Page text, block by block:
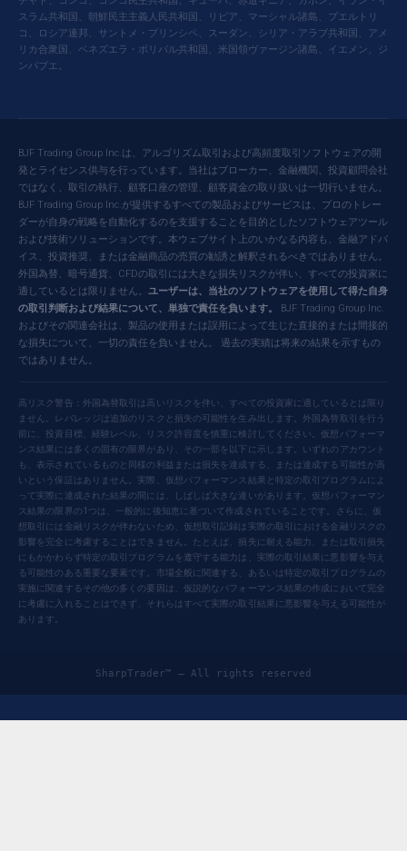
スラム共和国、朝鮮民主主義人民共和国、リビア、マーシャル諸島、プエルトリ
コ、ロシア連邦、サントメ・プリンシペ、スーダン、シリア・アラブ共和国、アメ
リカ合衆国、ベネズエラ・ボリバル共和国、米国領ヴァージン諸島、イエメン、ジ
ンバブエ。
BJF Trading Group Inc.は、アルゴリズム取引および高頻度取引ソフトウェアの開
発とライセンス供与を行っています。当社はブローカー、金融機関、投資顧問会社
ではなく、取引の執行、顧客口座の管理、顧客資金の取り扱いは一切行いません。
BJF Trading Group Inc.が提供するすべての製品およびサービスは、プロのトレー
ダーが自身の戦略を自動化するのを支援することを目的としたソフトウェアツール
および技術ソリューションです。本ウェブサイト上のいかなる内容も、金融アドバ
イス、投資推奨、または金融商品の売買の勧誘と解釈されるべきではありません。
外国為替、暗号通貨、CFDの取引には大きな損失リスクが伴い、すべての投資家に
適しているとは限りません。 ユーザーは、当社のソフトウェアを使用して得た自身
の取引判断および結果について、単独で責任を負います。
BJF Trading Group Inc.
およびその関連会社は、製品の使用または誤用によって生じた直接的または間接的
な損失について、一切の責任を負いません。 過去の実績は将来の結果を示すもの
ではありません。
高リスク警告：外国為替取引は高いリスクを伴い、すべての投資家に適しているとは限り
ません。レバレッジは追加のリスクと損失の可能性を生み出します。外国為替取引を行う
前に、投資目標、経験レベル、リスク許容度を慎重に検討してください。仮想パフォーマ
ンス結果には多くの固有の限界があり、その一部を以下に示します。いずれのアカウント
も、表示されているものと同様の利益または損失を達成する、または達成する可能性が高
いという保証はありません。実際、仮想パフォーマンス結果と特定の取引プログラムによ
って実際に達成された結果の間には、しばしば大きな違いがあります。仮想パフォーマン
ス結果の限界の1つは、一般的に後知恵に基づいて作成されていることです。さらに、仮
想取引には金融リスクが伴わないため、仮想取引記録は実際の取引における金融リスクの
影響を完全に考慮することはできません。たとえば、損失に耐える能力、または取引損失
にもかかわらず特定の取引プログラムを遵守する能力は、実際の取引結果に悪影響を与え
る可能性のある重要な要素です。市場全般に関連する、あるいは特定の取引プログラムの
実施に関連するその他の多くの要因は、仮説的なパフォーマンス結果の作成において完全
に考慮に入れることはできず、それらはすべて実際の取引結果に悪影響を与える可能性が
あります。
SharpTrader™ — All rights reserved